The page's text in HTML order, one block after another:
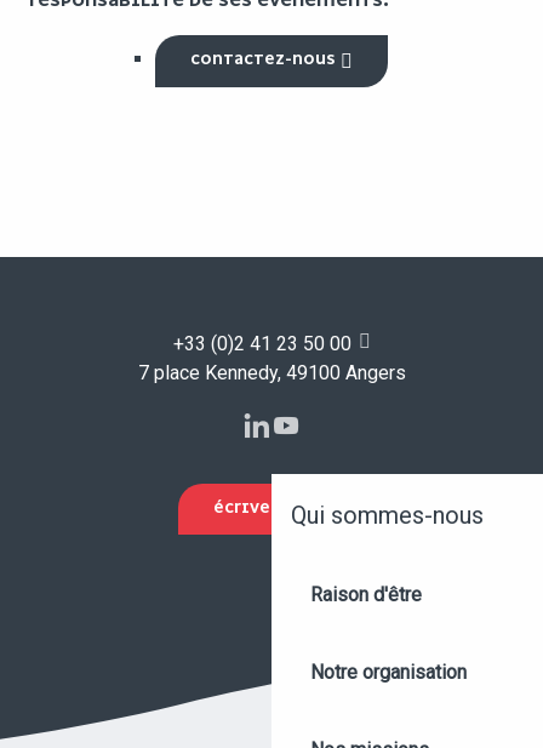
Qui sommes-nous
Raison d'être
Notre organisation
CONTACTEZ-NOUS
+33 (0)2 41 23 50 00
7 place Kennedy, 49100 Angers
ÉCRIVEZ-NOUS